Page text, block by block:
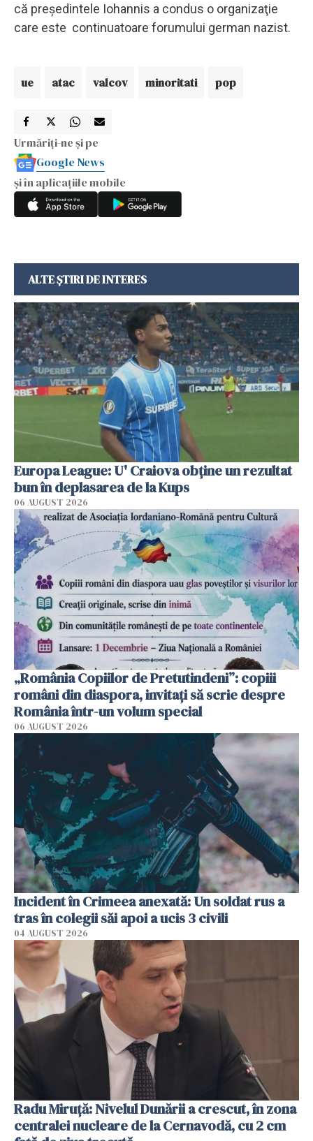
că preşedintele Iohannis a condus o organizaţie
care este continuatoare forumului german nazist.
ue atac valcov minoritati pop
Urmăriți-ne și pe
Google News
și în aplicațiile mobile
ALTE ȘTIRI DE INTERES
Europa League: U' Craiova obține un rezultat
bun în deplasarea de la Kups
06 AUGUST 2026
„România Copiilor de Pretutindeni”: copiii
români din diaspora, invitați să scrie despre
România într-un volum special
06 AUGUST 2026
Incident în Crimeea anexată: Un soldat rus a
tras în colegii săi apoi a ucis 3 civili
04 AUGUST 2026
Radu Miruţă: Nivelul Dunării a crescut, în zona
centralei nucleare de la Cernavodă, cu 2 cm